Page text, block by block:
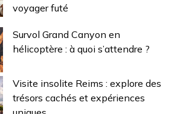
voyager futé
Survol Grand Canyon en
hélicoptère : à quoi s’attendre ?
Visite insolite Reims : explore des
trésors cachés et expériences